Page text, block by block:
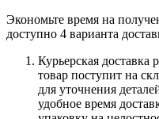
Экономьте время на
доступно 4 варианта
Курьерская доставка
товар поступит на
для уточнения
удобное время